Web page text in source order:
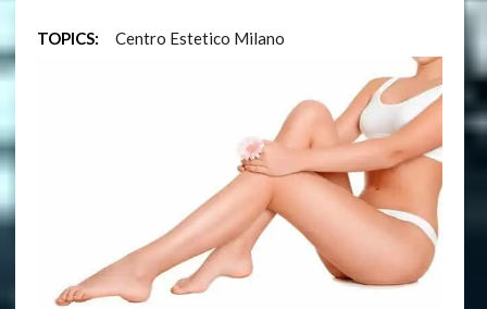
TOPICS: Centro Estetico Milano